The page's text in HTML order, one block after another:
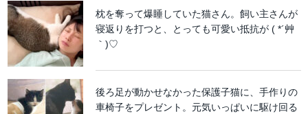
枕を奪って爆睡していた猫さん。飼い主さんが
寝返りを打つと、とっても可愛い抵抗が ( *´艸
｀)♡
後ろ足が動かせなかった保護子猫に、手作りの
車椅子をプレゼント。元気いっぱいに駆け回る